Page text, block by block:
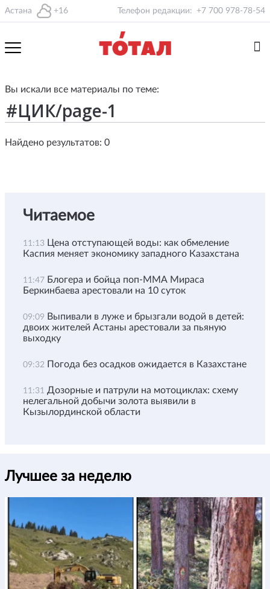
Астана +16 Телефон редакции: +7 700 978-78-54
Вы искали все материалы по теме:
Найдено результатов: 0
Читаемое
11:13 Цена отступающей воды: как обмеление
Каспия меняет экономику западного Казахстана
11:47 Блогера и бойца поп-ММА Мираса
Беркинбаева арестовали на 10 суток
09:09 Выпивали в луже и брызгали водой в детей:
двоих жителей Астаны арестовали за пьяную
выходку
09:32 Погода без осадков ожидается в Казахстане
11:31 Дозорные и патрули на мотоциклах: схему
нелегальной добычи золота выявили в
Кызылординской области
Лучшее за неделю